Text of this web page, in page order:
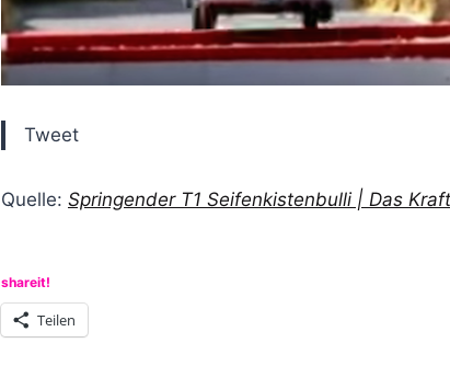
Tweet
Quelle: Springender T1 Seifenkistenbulli | Das
shareit!
Teilen